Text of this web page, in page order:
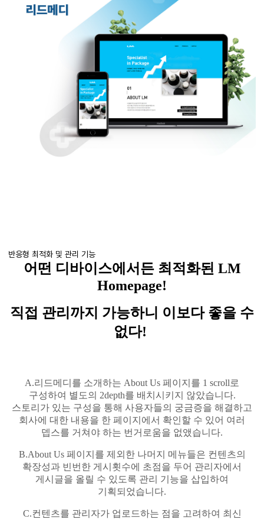
반응형 최적화 및 관리 기능
어떤 디바이스에서든 최적화된 LM
Homepage!
직접 관리까지 가능하니 이보다 좋을 수
없다!
A.리드메디를 소개하는 About Us 페이지를 1 scroll 로
구성하여 별도의 2depth를 배치시키지 않았습니다.
스토리가 있는 구성을 통해 사용자들의 궁금증을 해결하고
회사에 대한 내용을 한 페이지에서 확인할 수 있어 여러
뎁스를 거쳐야 하는 번거로움을 없앴습니다.
B.AboutUs 페이지를 제외한 나머지 메뉴들은 컨텐츠의
확장성과 빈번한 게시횟수에 초점을 두어 관리자에서
게시글을 올릴 수 있도록 관리 기능을 삽입하여
기획되었습니다.
C.컨텐츠를 관리자가 업로드하는 점을 고려하여 최신